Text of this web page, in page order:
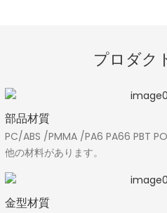
プロダク
部品材質
PC/ABS /PMMA /PA6 PA66 PBT
他の材料があります。
金型材質